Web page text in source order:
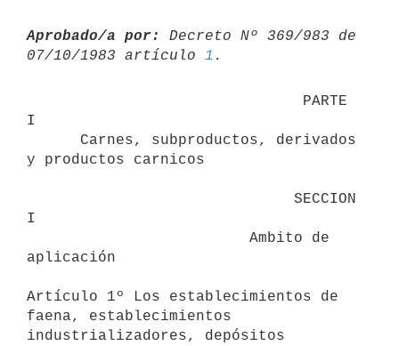
Aprobado/a por:
Decreto Nº 369/983 de
07/10/1983 artículo 1
I
y productos carnicos
I
aplicación
Artículo 1º Los establecimientos de
faena, establecimientos
industrializadores, depósitos